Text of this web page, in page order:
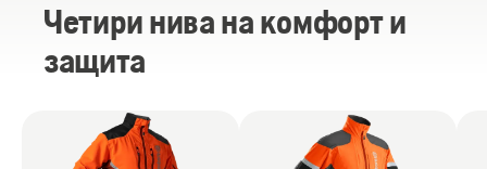
Четири нива на комфорт и
защита